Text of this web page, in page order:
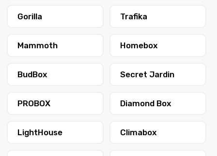
Gorilla Trafika
Mammoth Homebox
BudBox Secret Jardin
PROBOX Diamond Box
LightHouse Climabox